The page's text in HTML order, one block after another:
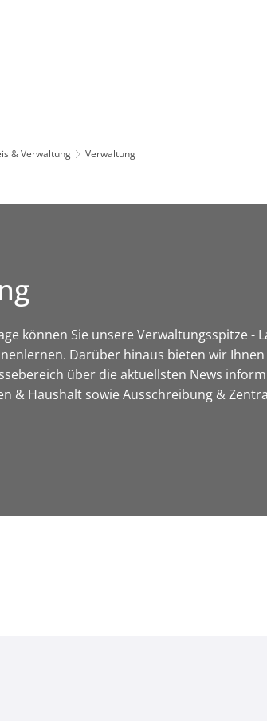
& Verwaltung Verwaltung
können Sie unsere Verwaltungsspitze
Darüber hinaus bieten wir
über die aktuellsten News
& Haushalt sowie Ausschreibung &